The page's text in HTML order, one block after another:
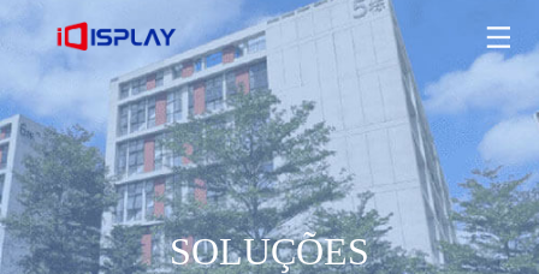
SOLUÇÕES
SOLUÇÕES PERSONALIZADAS PARA ECRÃS LED
EXPLORE MAIS